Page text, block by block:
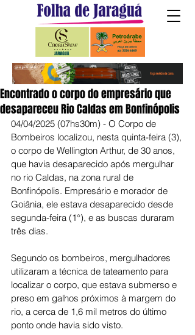
Encontrado o corpo do empresário que
desapareceu Rio Caldas em Bonfinópolis
04/04/2025 (07hs30m) - O Corpo de
Bombeiros localizou, nesta quinta-feira (3),
o corpo de Wellington Arthur, de 30 anos,
que havia desaparecido após mergulhar
no rio Caldas, na zona rural de
Bonfinópolis. Empresário e morador de
Goiânia, ele estava desaparecido desde
segunda-feira (1°), e as buscas duraram
três dias.
Segundo os bombeiros, mergulhadores
utilizaram a técnica de tateamento para
localizar o corpo, que estava submerso e
preso em galhos próximos à margem do
rio, a cerca de 1,6 mil metros do último
ponto onde havia sido visto.